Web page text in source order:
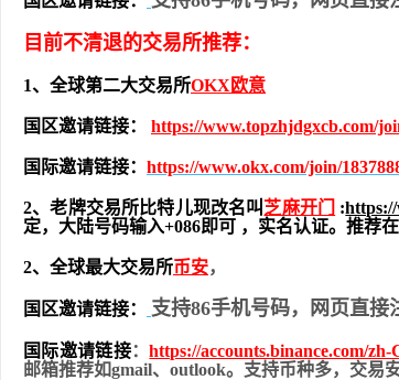
目前不清退的交易所推荐：
1、全球第二大交易所OKX欧意
国区邀请链接： https://www.topzhjdgxcb.com/
国际邀请链接： https://www.okx.com/join/
2、老牌交易所比特儿现改名叫 芝麻开门 :
定，大陆号码输入+086即可 ，实名认证。推荐
2、全球最大交易所币安，
国区邀请链接： 支持86手机号码，网页直接
国际邀请链接：https://accounts.binance.com/zh-
邮箱推荐如gmail、outlook。支持币种多，交易安